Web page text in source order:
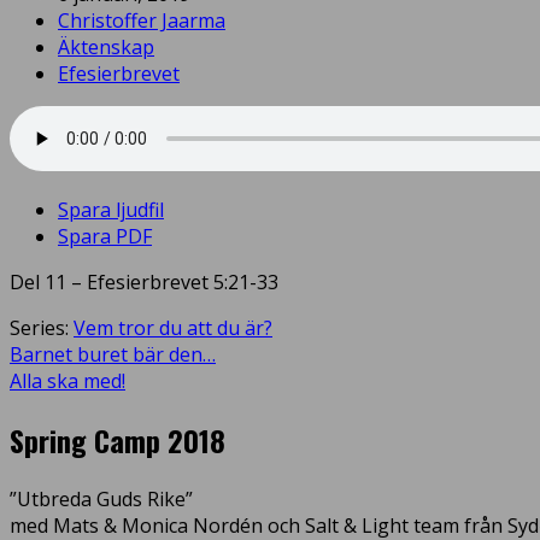
Christoffer Jaarma
Äktenskap
Efesierbrevet
Spara ljudfil
Spara PDF
Del 11 – Efesierbrevet 5:21-33
Series: Vem tror du att du är?
Barnet buret bär den…
Alla ska med!
Spring Camp 2018
”Utbreda Guds Rike”
med Mats & Monica Nordén och Salt & Light team från